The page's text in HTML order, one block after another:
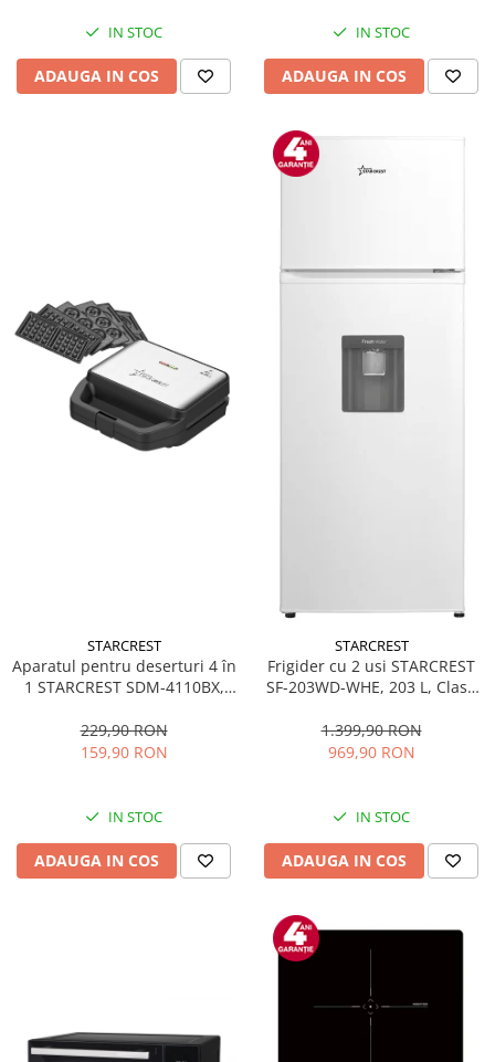
IN STOC
ADAUGA IN COS
IN STOC
ADAUGA IN COS
STARCREST
Aparatul pentru deserturi 4 în
1 STARCREST SDM-4110BX,
invelis ceramic pentru vafe,
nuci, gogosi si smile
229,90 RON
159,90 RON
IN STOC
ADAUGA IN COS
STARCREST
Frigider cu 2 usi STARCREST
SF-203WD-WHE, 203 L, Clasa
Termostat Ajustabil, Usi
reversibile, H 145 cm, Alb
1.399,90 RON
969,90 RON
IN STOC
ADAUGA IN COS